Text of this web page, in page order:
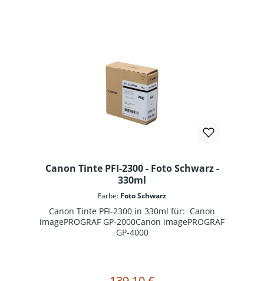
Canon Tinte PFI-2300 - Foto Schwarz -
330ml
Farbe: Foto Schwarz
Canon Tinte PFI-2300 in 330ml für: Canon
imagePROGRAF GP-2000Canon imagePROGRAF
GP-4000